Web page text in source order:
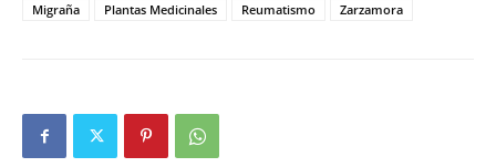
Migraña
Plantas Medicinales Reumatismo Zarzamora